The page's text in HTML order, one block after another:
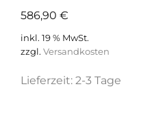
586,90 €
inkl. 19 % MwSt.
zzgl. Versandkosten
Lieferzeit: 2-3 Tage